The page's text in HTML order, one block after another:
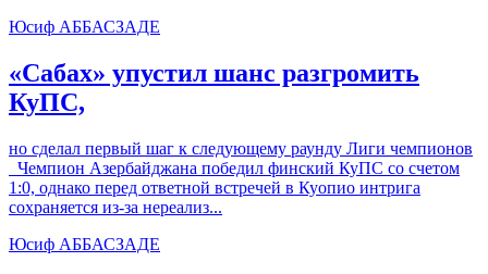
Юсиф АББАСЗАДЕ
«Сабах» упустил шанс разгромить
КуПС,
но сделал первый шаг к следующему раунду Лиги чемпионов
Чемпион Азербайджана победил финский КуПС со счетом
1:0, однако перед ответной встречей в Куопио интрига
сохраняется из-за нереализ...
Юсиф АББАСЗАДЕ